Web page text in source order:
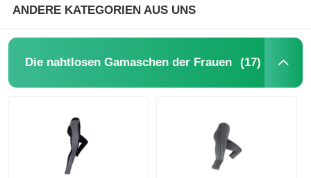
ANDERE KATEGORIEN AUS UNS
Die nahtlosen Gamaschen der Frauen (17)